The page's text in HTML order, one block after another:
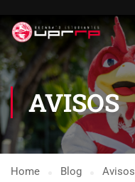
AVISOS
Home Blog
Avisos